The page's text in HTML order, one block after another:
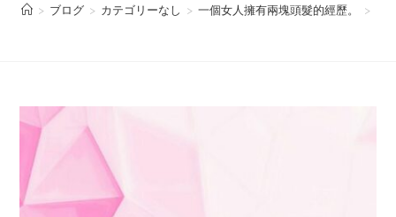
> ブログ > カテゴリーなし > 一個女人擁有兩塊頭髮的經歷。 >